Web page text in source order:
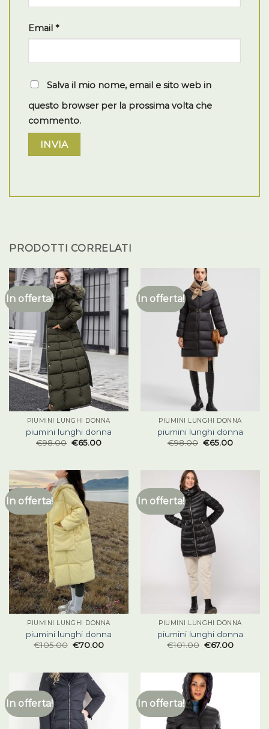
Email *
Salva il mio nome, email e sito web in
questo browser per la prossima volta che
commento.
PRODOTTI CORRELATI
In offerta!
PIUMINI LUNGHI DONNA
piumini lunghi donna
€98.00 €65.00
In offerta!
PIUMINI LUNGHI DONNA
piumini lunghi donna
€98.00 €65.00
In offerta!
PIUMINI LUNGHI DONNA
piumini lunghi donna
€105.00 €70.00
In offerta!
PIUMINI LUNGHI DONNA
piumini lunghi donna
€101.00 €67.00
In offerta! In offerta!